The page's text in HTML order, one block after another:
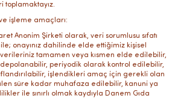
toplamaktayız.
işleme amaçları:
Anonim Şirketi olarak, veri sorumlusu sıfatı
onayınız dahilinde elde ettiğimiz kişisel
tamamen veya kısmen elde edilebilir,
periyodik olarak kontrol edilebilir,
işlendikleri amaç için gerekli olan
süre kadar muhafaza edilebilir, kanuni ya
ile sınırlı olmak kaydıyla Danem Gıda